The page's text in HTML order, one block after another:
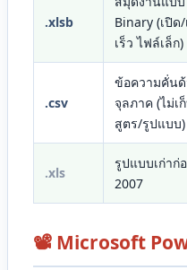
.xlsb
Binary (เปิด
เร็ว ไฟล์เล็ก)
.csv
ข้อความคั่นด้
จุลภาค (ไม่เ
สูตร/รูปแบบ)
.xls
รูปแบบเก่าก่
2007
📽️ Microsoft